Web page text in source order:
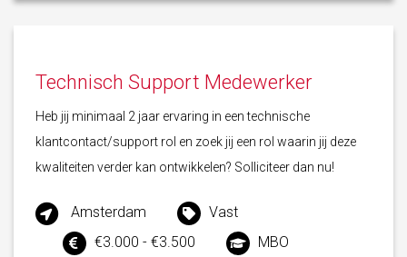
Technisch Support Medewerker
Heb jij minimaal 2 jaar ervaring in een technische
klantcontact/support rol en zoek jij een rol waarin jij deze
kwaliteiten verder kan ontwikkelen? Solliciteer dan nu!
Amsterdam
Vast
€3.000 - €3.500
MBO